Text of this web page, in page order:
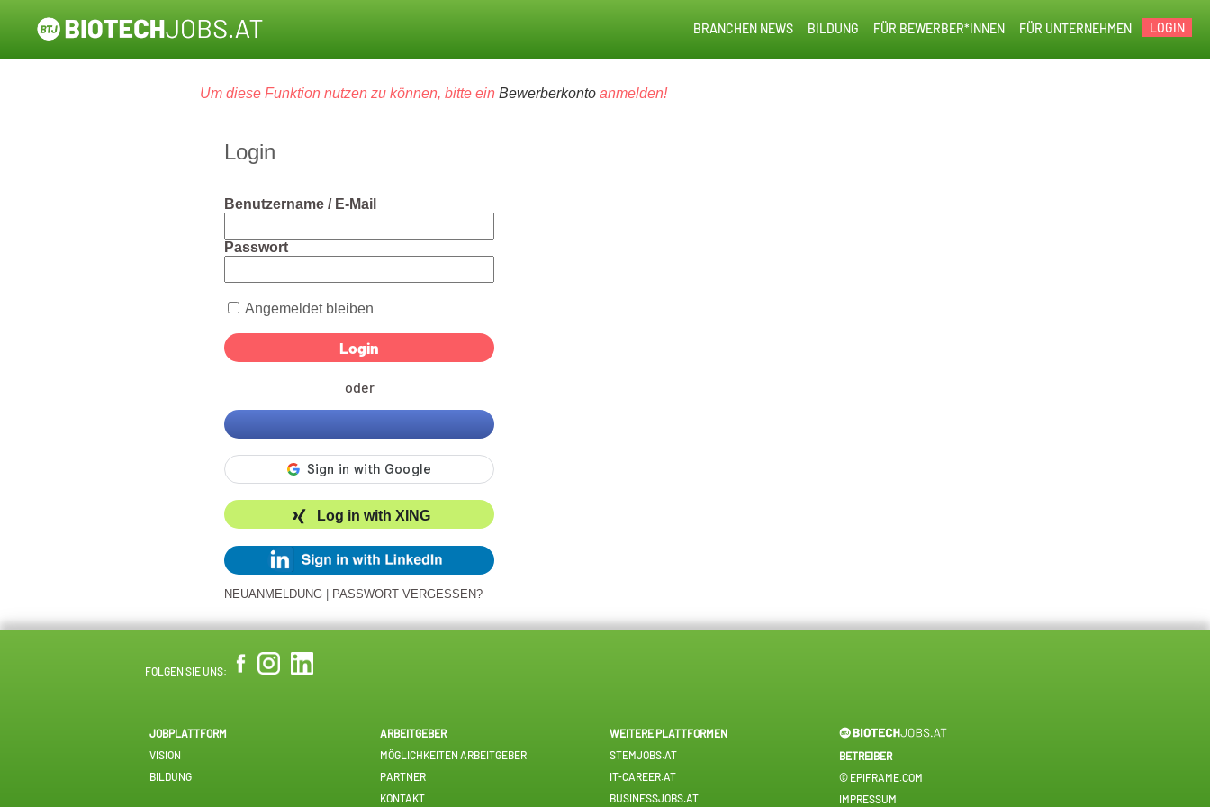
LOGIN
FÜR UNTERNEHMEN
FÜR BEWERBER*INNEN
BILDUNG
BRANCHEN NEWS
Um diese Funktion nutzen zu können, bitte ein Bewerberkonto anmelden!
Login
Benutzername / E-Mail
Passwort
Angemeldet bleiben
oder
Log in with XING
NEUANMELDUNG PASSWORT VERGESSEN?
FOLGEN SIE UNS:
JOBPLATTFORM
VISION
BILDUNG
ARBEITGEBER
MÖGLICHKEITEN ARBEITGEBER
PARTNER
KONTAKT
WEITERE PLATTFORMEN
STEMJOBS.AT
IT-CAREER.AT
BUSINESSJOBS.AT
BETREIBER
© EPIFRAME.COM
IMPRESSUM